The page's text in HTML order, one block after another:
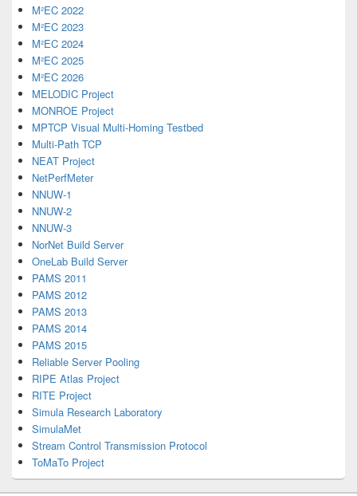
M²EC 2022
M²EC 2023
M²EC 2024
M²EC 2025
M²EC 2026
MELODIC Project
MONROE Project
MPTCP Visual Multi-Homing Testbed
Multi-Path TCP
NEAT Project
NetPerfMeter
NNUW-1
NNUW-2
NNUW-3
NorNet Build Server
OneLab Build Server
PAMS 2011
PAMS 2012
PAMS 2013
PAMS 2014
PAMS 2015
Reliable Server Pooling
RIPE Atlas Project
RITE Project
Simula Research Laboratory
SimulaMet
Stream Control Transmission Protocol
ToMaTo Project